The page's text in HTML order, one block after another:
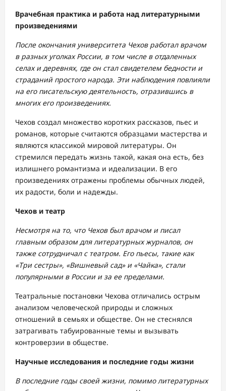
Врачебная практика и работа над литературными
произведениями
После окончания университета Чехов работал врачом
в разных уголках России, в том числе в отдаленных
селах и деревнях, где он стал свидетелем бедности и
страданий простого народа. Эти наблюдения повлияли
на его писательскую деятельность, отразившись в
многих его произведениях.
Чехов создал множество коротких рассказов, пьес и
романов, которые считаются образцами мастерства и
являются классикой мировой литературы. Он
стремился передать жизнь такой, какая она есть, без
излишнего романтизма и идеализации. В его
произведениях отражены проблемы обычных людей,
их радости, боли и надежды.
Чехов и театр
Несмотря на то, что Чехов был врачом и писал
главным образом для литературных журналов, он
также сотрудничал с театром. Его пьесы, такие как
«Три сестры», «Вишневый сад» и «Чайка», стали
популярными в России и за ее пределами.
Театральные постановки Чехова отличались острым
анализом человеческой природы и сложных
отношений в семьях и обществе. Он не стеснялся
затрагивать табуированные темы и вызывать
контроверзии в обществе.
Научные исследования и последние годы жизни
В последние годы своей жизни, помимо литературных